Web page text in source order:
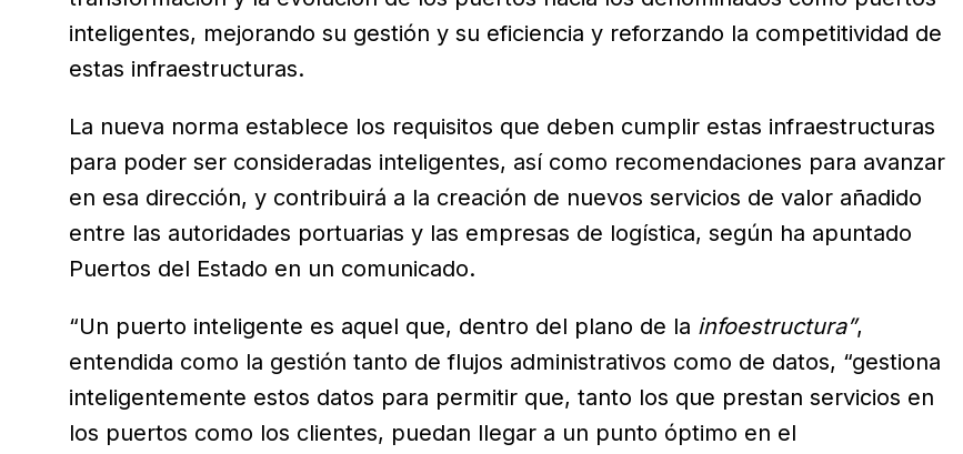
inteligentes, mejorando su gestión y su eficiencia y reforzando la competitividad de
estas infraestructuras.
La nueva norma establece los requisitos que deben cumplir estas infraestructuras
para poder ser consideradas inteligentes, así como recomendaciones para avanzar
en esa dirección, y contribuirá a la creación de nuevos servicios de valor añadido
entre las autoridades portuarias y las empresas de logística, según ha apuntado
Puertos del Estado en un comunicado.
“Un puerto inteligente es aquel que, dentro del plano de la infoestructura”,
entendida como la gestión tanto de flujos administrativos como de datos, “gestiona
inteligentemente estos datos para permitir que, tanto los que prestan servicios en
los puertos como los clientes, puedan llegar a un punto óptimo en el